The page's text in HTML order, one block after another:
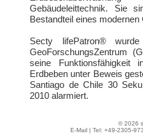
Gebäudeleittechnik. Sie
Bestandteil eines
Secty lifePatron®
GeoForschungsZentrum
seine Funktionsfähigkeit
Erdbeben unter Beweis
Santiago de Chile 30
2010 alarmiert.
© 2026
E-Mail | Tel: +49-2305-